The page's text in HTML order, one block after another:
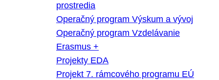
prostredia
Operačný program Výskum a vývoj
Operačný program Vzdelávanie
Erasmus +
Projekty EDA
Projekt 7. rámcového programu EÚ